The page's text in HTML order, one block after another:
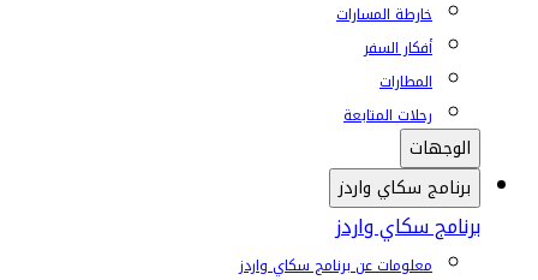
خارطة المسارات
أفكار السفر
المطارات
رحلات المتابعة
الوجهات
برنامج سكاي واردز
برنامج سكاي واردز
معلومات عن برنامج سكاي واردز